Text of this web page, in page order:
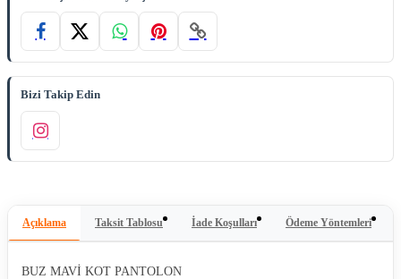
Bizi Takip Edin
Açıklama Taksit Tablosu İade Koşulları Ödeme Yöntemleri
BUZ MAVİ KOT PANTOLON